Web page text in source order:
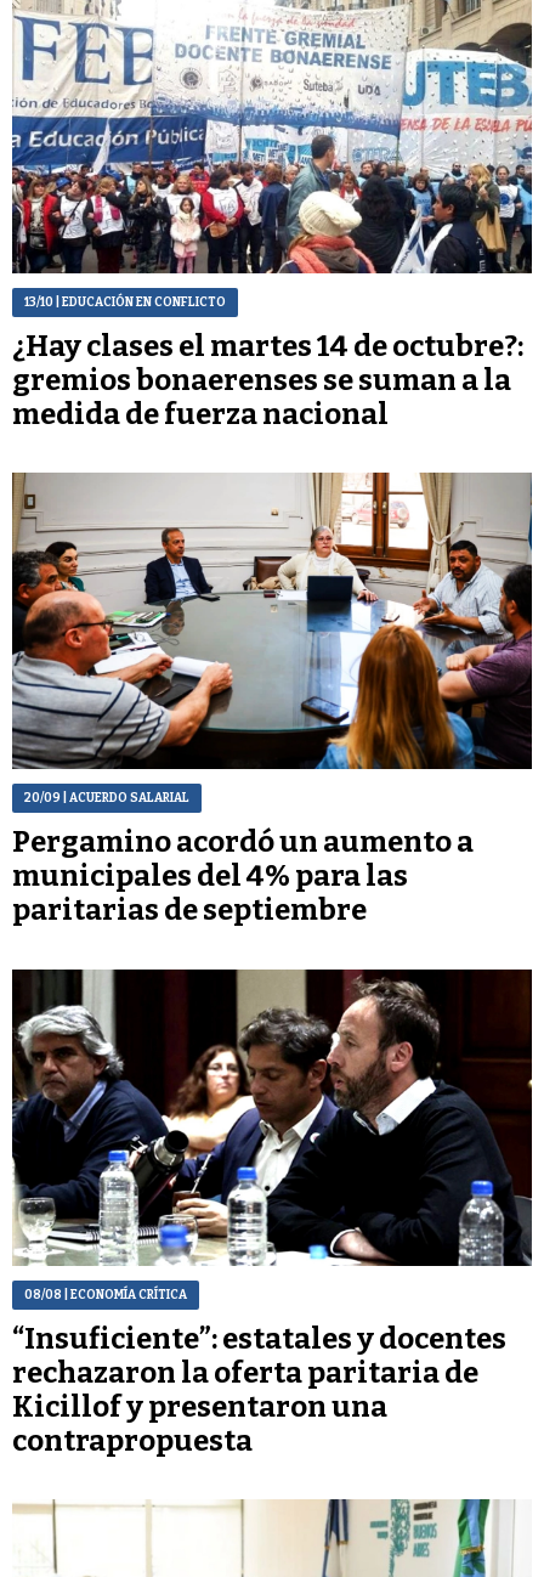
13/10 | EDUCACIÓN EN CONFLICTO
¿Hay clases el martes 14 de octubre?:
gremios bonaerenses se suman a la
medida de fuerza nacional
20/09 | ACUERDO SALARIAL
Pergamino acordó un aumento a
municipales del 4% para las
paritarias de septiembre
08/08 | ECONOMÍA CRÍTICA
“Insuficiente”: estatales y docentes
rechazaron la oferta paritaria de
Kicillof y presentaron una
contrapropuesta